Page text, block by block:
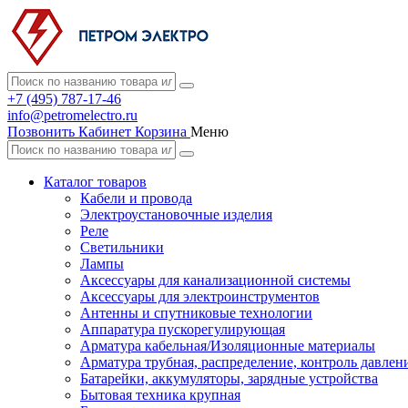
+7 (495) 787-17-46
info@petromelectro.ru
Позвонить Кабинет Корзина Меню
Каталог товаров
Кабели и провода
Электроустановочные изделия
Реле
Светильники
Лампы
Аксессуары для канализационной системы
Аксессуары для электроинструментов
Антенны и спутниковые технологии
Аппаратура пускорегулирующая
Арматура кабельная/Изоляционные материалы
Арматура трубная, распределение, контроль
Батарейки, аккумуляторы, зарядные устройства
Бытовая техника крупная